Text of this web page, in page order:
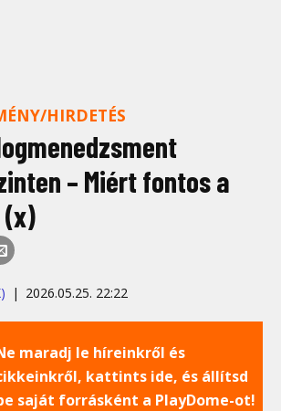
HIRDETÉS
– Miért fontos a
(x)
2026.05.25. 22:22
maradj le híreinkről és
kattints ide, és állítsd
saját forrásként a PlayDome-ot!